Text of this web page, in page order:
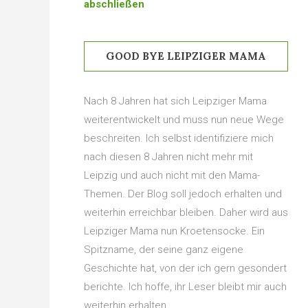
abschließen
GOOD BYE LEIPZIGER MAMA
Nach 8 Jahren hat sich Leipziger Mama
weiterentwickelt und muss nun neue Wege
beschreiten. Ich selbst identifiziere mich
nach diesen 8 Jahren nicht mehr mit
Leipzig und auch nicht mit den Mama-
Themen. Der Blog soll jedoch erhalten und
weiterhin erreichbar bleiben. Daher wird aus
Leipziger Mama nun Kroetensocke. Ein
Spitzname, der seine ganz eigene
Geschichte hat, von der ich gern gesondert
berichte. Ich hoffe, ihr Leser bleibt mir auch
weiterhin erhalten.